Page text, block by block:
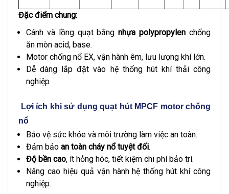
Đặc điểm chung:
Cánh và lồng quạt bằngnhựa polypropylen chống
ăn mòn acid, base.
Motor chống nổ EX, vận hành êm, lưu lượng khí lớn.
Dễ dàng lắp đặt vào hệ thống hút khí thải công
nghiệp
Lợi ích khi sử dụng quạt hút MPCF motor chống
nổ
Bảo vệ sức khỏe và môi trường làm việc an toàn.
Đảm bảo an toàn cháy nổ tuyệt đối.
Độ bền cao, ít hỏng hóc, tiết kiệm chi phí bảo trì.
Nâng cao hiệu quả vận hành hệ thống hút khí công
nghiệp.